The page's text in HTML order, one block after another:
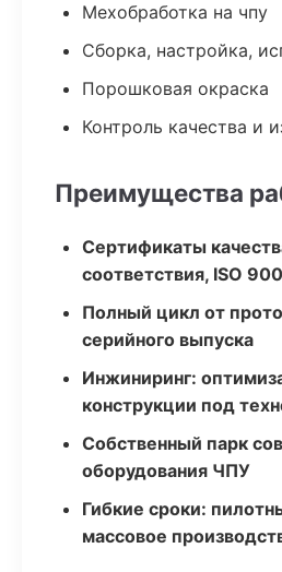
Мехобработка на чпу
Сборка, настройка,
Порошковая окраска
Контроль качества и
Преимущества
Сертификаты
соответствия, ISO
Полный цикл от
серийного выпуска
Инжиниринг:
конструкции под
Собственный парк
оборудования ЧПУ
Гибкие сроки:
массовое